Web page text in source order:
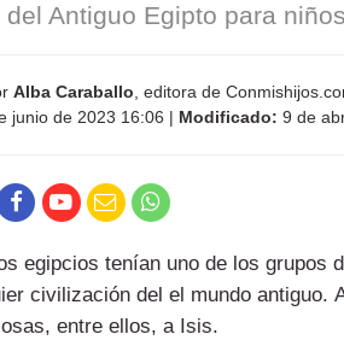
del Antiguo Egipto para niños
Alba Caraballo , editora de
junio de 2023 16:06 | Modificado: 9 de
egipcios tenían uno de los grupos
civilización del el mundo antiguo.
entre ellos, a Isis.